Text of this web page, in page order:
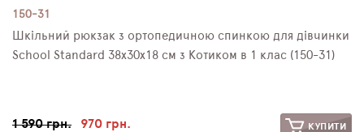
150-31
Шкільний рюкзак з ортопедичною спинкою для дівчинки
School Standard 38х30х18 см з Котиком в 1 клас (150-31)
1 590 грн. 970 грн. КУПИТИ